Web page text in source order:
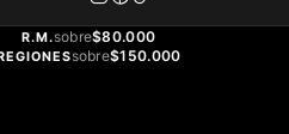
R.M.sobre$80.000
sobre$150.000